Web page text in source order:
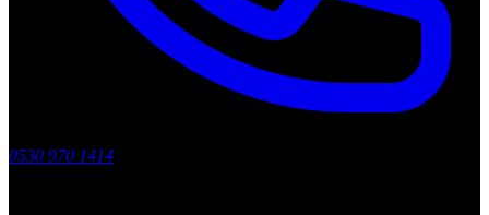
0530 970 1414